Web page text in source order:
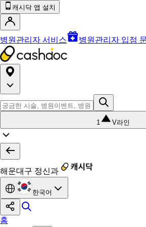
캐시닥 앱 설치
병원관리자 서비스 병원관리자 입점
1 V라인
해운대구 정신과
한국어
홈